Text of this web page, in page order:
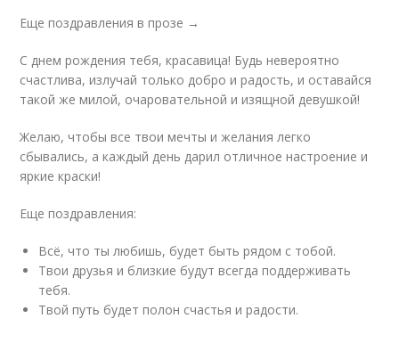
Еще поздравления в прозе →
С днем рождения тебя, красавица! Будь невероятно
счастлива, излучай только добро и радость, и оставайся
такой же милой, очаровательной и изящной девушкой!
Желаю, чтобы все твои мечты и желания легко
сбывались, а каждый день дарил отличное настроение и
яркие краски!
Еще поздравления:
Всё, что ты любишь, будет быть рядом с тобой.
Твои друзья и близкие будут всегда поддерживать
тебя.
Твой путь будет полон счастья и радости.